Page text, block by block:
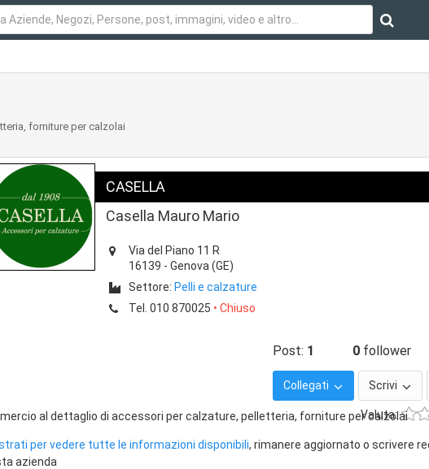
forniture per calzolai
CASELLA
Casella Mauro Mario
Via del Piano 11 R
16139 - Genova (GE)
Settore: Pelli e calzature
Tel. 010 870025 • Chiuso
Post: 1 0 follower
Collegati Scrivi
Valuta:
al dettaglio di accessori per calzature, pelletteria, forniture per calzolai
per vedere tutte le informazioni disponibili, rimanere aggiornato o scrivere
azienda